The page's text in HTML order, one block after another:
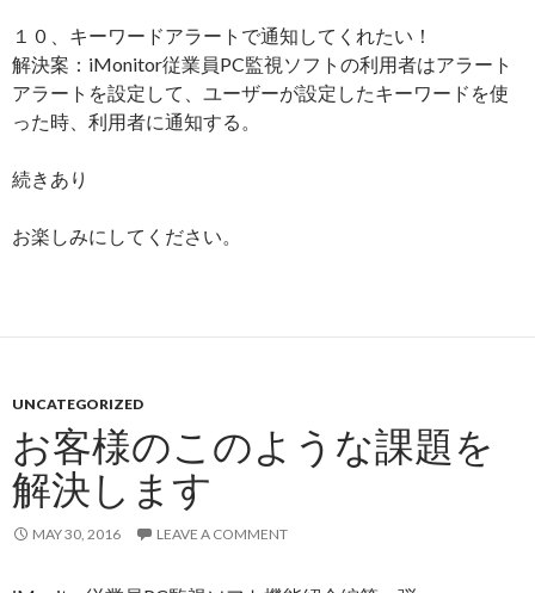
１０、キーワードアラートで通知してくれたい！
解決案：iMonitor従業員PC監視ソフトの利用者はアラート
アラートを設定して、ユーザーが設定したキーワードを使
った時、利用者に通知する。
続きあり
お楽しみにしてください。
UNCATEGORIZED
お客様のこのような課題を
解決します
MAY 30, 2016 LEAVE A COMMENT